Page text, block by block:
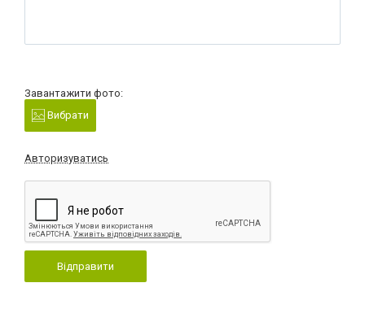
Завантажити фото:
Вибрати
Авторизуватись
Відправити